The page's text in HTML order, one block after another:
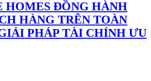
HOMES ĐỒNG HÀNH
HÀNG TRÊN TOÀN
PHÁP TÀI CHÍNH ƯU